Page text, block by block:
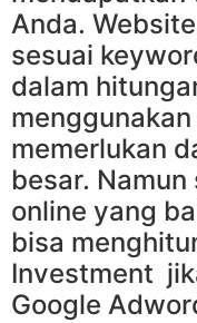
Anda.
sesuai
dalam
memerlukan
besar.
online yang
bisa
Investment
Google